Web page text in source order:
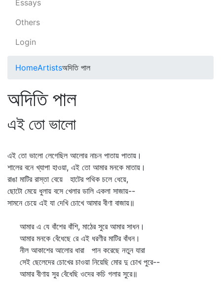
Essays
Others
Login
HomeArtistsঅদিতি পাল
অদিতি পাল
এই তো ভালো
এই তো ভালো লেগেছিল আলোর নাচন পাতায় পাতায়।
শালের বনে খ্যাপা হাওয়া, এই তো আমার মনকে মাতায়।
রাঙা মাটির রাস্তা বেয়ে হাটের পথিক চলে ধেয়ে,
ছোটো মেয়ে ধুলায় বসে খেলার ডালি একলা সাজায়--
সামনে চেয়ে এই যা দেখি চোখে আমার বীণা বাজায়॥
আমার এ যে বাঁশের বাঁশি, মাঠের সুরে আমার সাধন।
আমার মনকে বেঁধেছে রে এই ধরণীর মাটির বাঁধন।
নীল আকাশের আলোর ধারা পান করেছে নতুন যারা
সেই ছেলেদের চোখের চাওয়া নিয়েছি মোর দু চোখ পুরে--
আমার বীণায় সুর বেঁধেছি ওদের কচি গলার সুরে॥